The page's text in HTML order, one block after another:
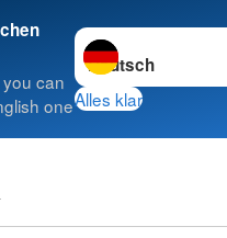
can
one
Sprache wechseln
Alles klar